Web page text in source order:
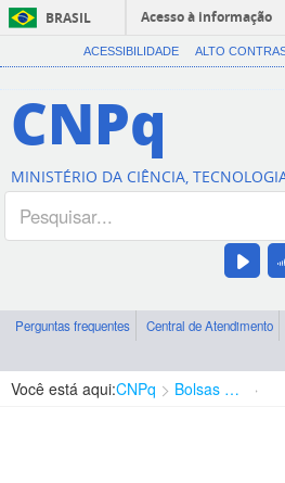
BRASIL
Acesso à informação
ACESSIBILIDADE ALTO
CNPq
MINISTÉRIO DA CIÊNCIA,
Perguntas frequentes Central de Atendimento
Você está aqui:CNPq Bolsas e Auxílios Vigentes